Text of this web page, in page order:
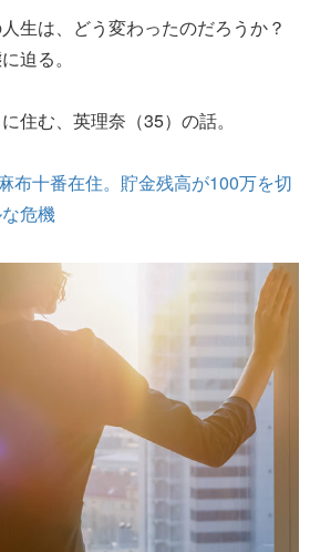
生は、どう変わったのだろうか？
迫る。
住む、英理奈（35）の話。
布十番在住。貯金残高が100万を切
危機